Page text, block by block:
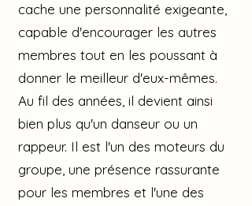
cache une personnalité exigeante,
capable d'encourager les autres
membres tout en les poussant à
donner le meilleur d'eux-mêmes.
Au fil des années, il devient ainsi
bien plus qu'un danseur ou un
rappeur. Il est l'un des moteurs du
groupe, une présence rassurante
pour les membres et l'une des